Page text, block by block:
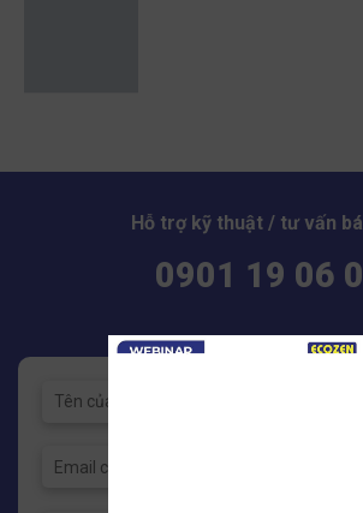
Hỗ trợ kỹ thuật / tư vấn
0901 19 06